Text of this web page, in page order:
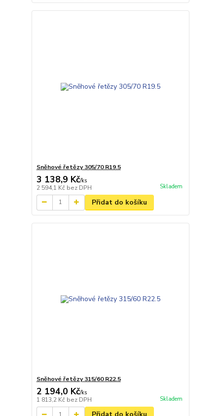
Sněhové řetězy 305/70 R19.5
3 138,9 Kč/ks
2 594,1 Kč bez DPH Skladem
Přidat do košíku
Sněhové řetězy 315/60 R22.5
2 194,0 Kč/ks
1 813,2 Kč bez DPH Skladem